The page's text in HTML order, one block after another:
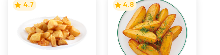
4.7 4.8